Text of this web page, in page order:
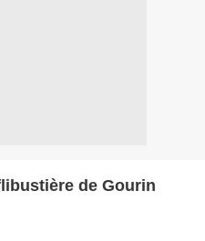
de Gourin